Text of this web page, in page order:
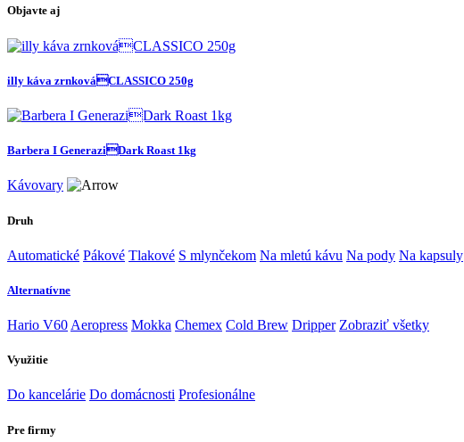
Objavte aj
illy káva zrnkováCLASSICO 250g
Barbera I GeneraziDark Roast 1kg
Kávovary
Druh
Automatické Pákové Tlakové S mlynčekom Na mletú kávu Na pody Na kapsuly
Alternatívne
Hario V60 Aeropress Mokka Chemex Cold Brew Dripper Zobraziť všetky
Využitie
Do kancelárie Do domácnosti Profesionálne
Pre firmy